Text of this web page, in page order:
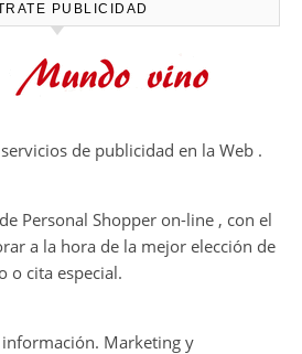
PUBLICIDAD
de publicidad en la Web .
Personal Shopper on-line , con el
a la hora de la mejor elección de
o cita especial.
Marketing y